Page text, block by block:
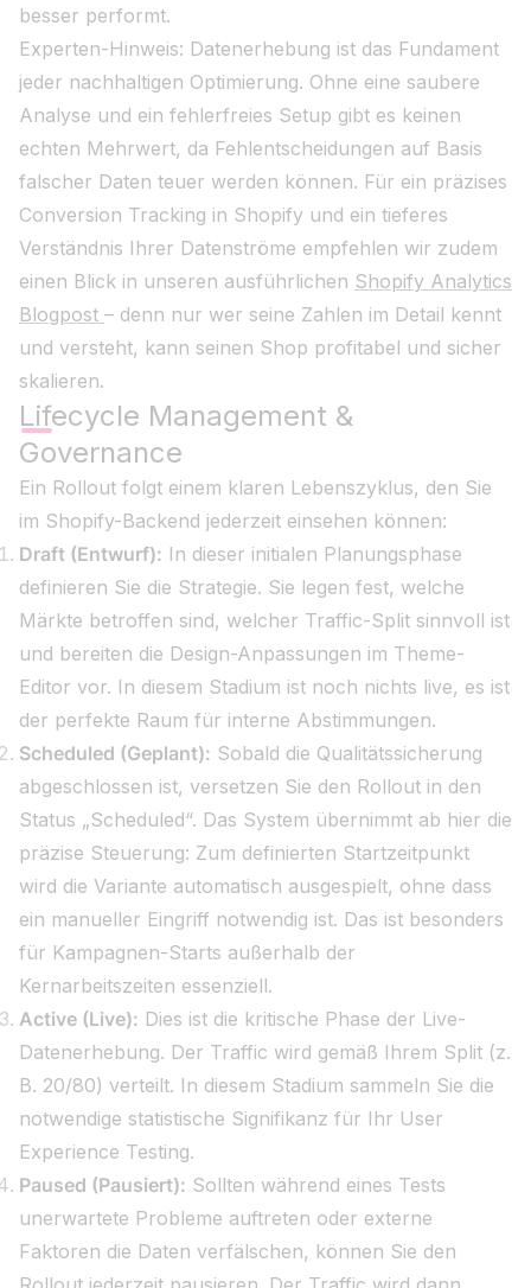
besser performt.
Experten-Hinweis: Datenerhebung ist das Fundament
jeder nachhaltigen Optimierung. Ohne eine saubere
Analyse und ein fehlerfreies Setup gibt es keinen
echten Mehrwert, da Fehlentscheidungen auf Basis
falscher Daten teuer werden können. Für ein präzises
Conversion Tracking in Shopify und ein tieferes
Verständnis Ihrer Datenströme empfehlen wir zudem
einen Blick in unseren ausführlichen Shopify Analytics
Blogpost – denn nur wer seine Zahlen im Detail kennt
und versteht, kann seinen Shop profitabel und sicher
skalieren.
Lifecycle Management &
Governance
Ein Rollout folgt einem klaren Lebenszyklus, den Sie
im Shopify-Backend jederzeit einsehen können:
Draft (Entwurf): In dieser initialen Planungsphase
definieren Sie die Strategie. Sie legen fest, welche
Märkte betroffen sind, welcher Traffic-Split sinnvoll ist
und bereiten die Design-Anpassungen im Theme-
Editor vor. In diesem Stadium ist noch nichts live, es ist
der perfekte Raum für interne Abstimmungen.
Scheduled (Geplant): Sobald die Qualitätssicherung
abgeschlossen ist, versetzen Sie den Rollout in den
Status „Scheduled“. Das System übernimmt ab hier die
präzise Steuerung: Zum definierten Startzeitpunkt
wird die Variante automatisch ausgespielt, ohne dass
ein manueller Eingriff notwendig ist. Das ist besonders
für Kampagnen-Starts außerhalb der
Kernarbeitszeiten essenziell.
Active (Live): Dies ist die kritische Phase der Live-
Datenerhebung. Der Traffic wird gemäß Ihrem Split (z.
B. 20/80) verteilt. In diesem Stadium sammeln Sie die
notwendige statistische Signifikanz für Ihr User
Experience Testing.
Paused (Pausiert): Sollten während eines Tests
unerwartete Probleme auftreten oder externe
Faktoren die Daten verfälschen, können Sie den